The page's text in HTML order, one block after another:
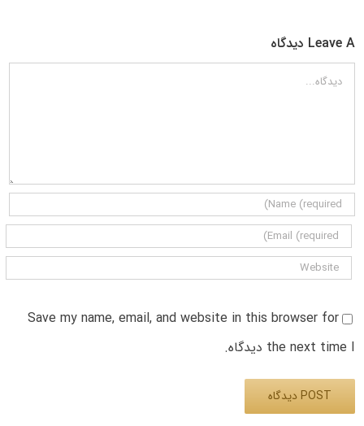
Leave A دیدگاه
دیدگاه
Save my name, email, and website in this browser for
the next time I دیدگاه.